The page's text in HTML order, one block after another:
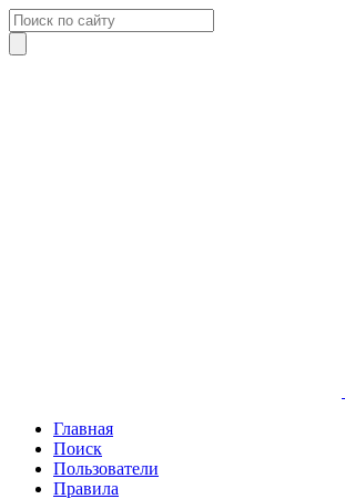
Главная
Поиск
Пользователи
Правила